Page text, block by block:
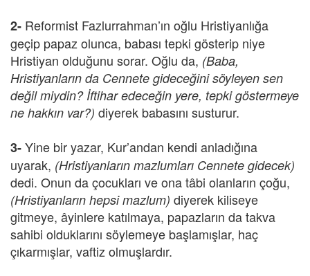
2- Reformist Fazlurrahman’ın oğlu Hristiyanlığa
geçip papaz olunca, babası tepki gösterip niye
Hristiyan olduğunu sorar. Oğlu da, (Baba,
Hristiyanların da Cennete gideceğini söyleyen sen
değil miydin? İftihar edeceğin yere, tepki göstermeye
ne hakkın var?) diyerek babasını susturur.
3-Yine bir yazar, Kur’andan kendi anladığına
uyarak, (Hristiyanların mazlumları Cennete gidecek)
dedi. Onun da çocukları ve ona tâbi olanların çoğu,
(Hristiyanların hepsi mazlum) diyerek kiliseye
gitmeye, âyinlere katılmaya, papazların da takva
sahibi olduklarını söylemeye başlamışlar, haç
çıkarmışlar, vaftiz olmuşlardır.